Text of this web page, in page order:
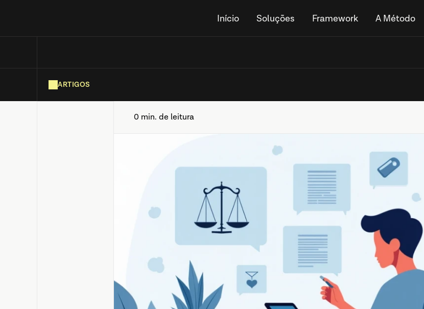
Início Soluções Framework A Método
ARTIGOS
0 min. de leitura